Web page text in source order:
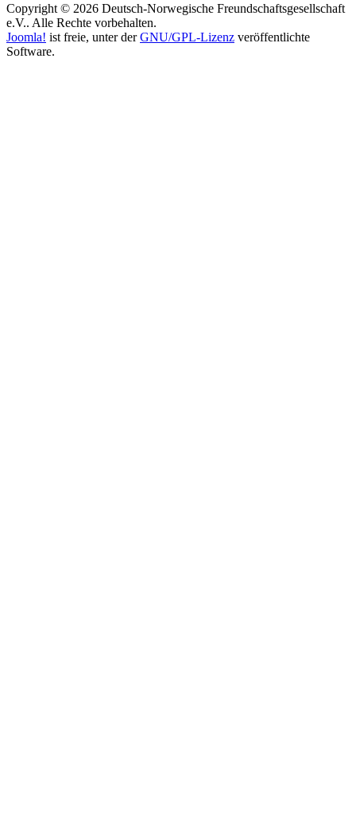
Copyright © 2026 Deutsch-Norwegische Freundschaftsgesellschaft
e.V.. Alle Rechte vorbehalten.
Joomla! ist freie, unter derGNU/GPL-Lizenz veröffentlichte
Software.